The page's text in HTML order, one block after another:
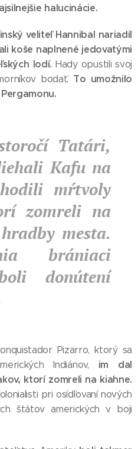
halucinácie.
veliteľ Hannibal nariadil
koše naplnené jedovatými
lodí. Hady opustili svoj
bodať. To umožnilo
Tatári,
Kafu na
mŕtvoly
zomreli na
mesta.
brániaci
donútení
Pizarro, ktorý sa
Indiánov, im dal
ktorí zomreli na kiahne.
pri osídľovaní nových
štátov amerických v boji